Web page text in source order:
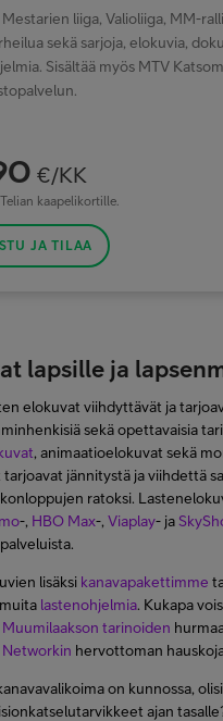
Mestarien liiga, Valioliiga, MM-
sekä sarjoja, elokuvia,
Sisältää myös MTV
€/KK
kaapelikortille.
JA TILAA
lapsille ja
elokuvat viihdyttävät ja
sekä opettavaisia
, animaatioelokuvat sekä
jännitystä ja viihdettä
ratoksi.
-, HBO Max-,Viaplay- ja
lisäksi kanavapakettimme
lastenohjelmia. Kukapa
Muumilaakson tarinoiden
hervottoman
on kunnossa,
ajan